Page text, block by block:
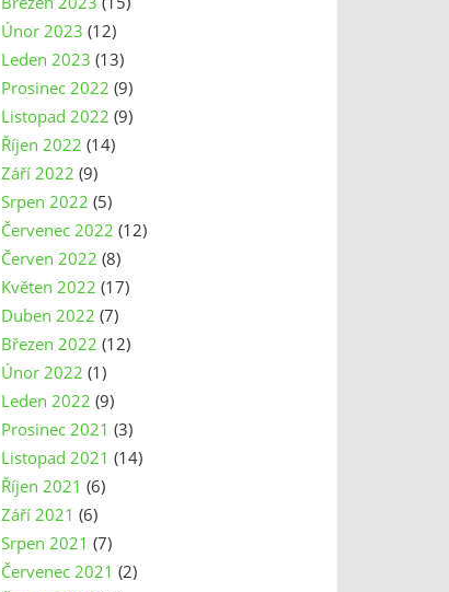
Únor 2023 (12)
Leden 2023 (13)
Prosinec 2022 (9)
Listopad 2022 (9)
Říjen 2022 (14)
Září 2022 (9)
Srpen 2022 (5)
Červenec 2022 (12)
Červen 2022 (8)
Květen 2022 (17)
Duben 2022 (7)
Březen 2022 (12)
Únor 2022 (1)
Leden 2022 (9)
Prosinec 2021 (3)
Listopad 2021 (14)
Říjen 2021 (6)
Září 2021 (6)
Srpen 2021 (7)
Červenec 2021 (2)